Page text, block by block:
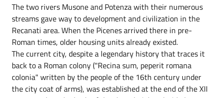
The two rivers Musone and Potenza with their numerous
streams gave way to development and civilization in the
Recanati area. When the Picenes arrived there in pre-
Roman times, older housing units already existed.
The current city, despite a legendary history that traces it
back to a Roman colony ("Recina sum, peperit romana
colonia" written by the people of the 16th century under
the city coat of arms), was established at the end of the XII